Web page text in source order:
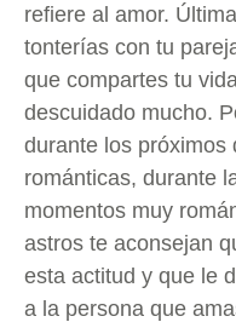
refiere al amor.
tonterías con tu
que compartes tu
descuidado mucho.
durante los próximos
románticas, durante
momentos muy
astros te aconsejan
esta actitud y que le
a la persona que